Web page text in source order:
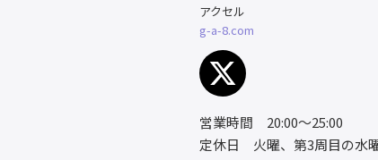
アクセル
g-a-8.com
営業時間 20:00～25:00
定休日 火曜、第3周目の水